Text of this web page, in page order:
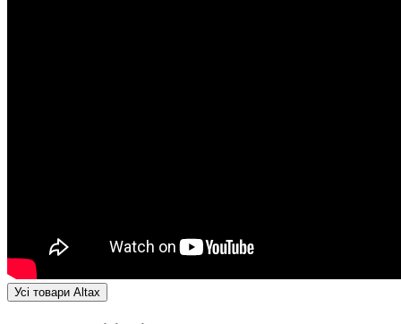
Усі товари Altax